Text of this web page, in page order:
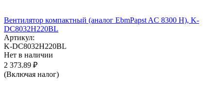
Вентилятор компактный (аналог EbmPapst AC 8300 H), K-
DC8032H220BL
Артикул:
K-DC8032H220BL
Нет в наличии
2 373.89 ₽
(Включая налог)